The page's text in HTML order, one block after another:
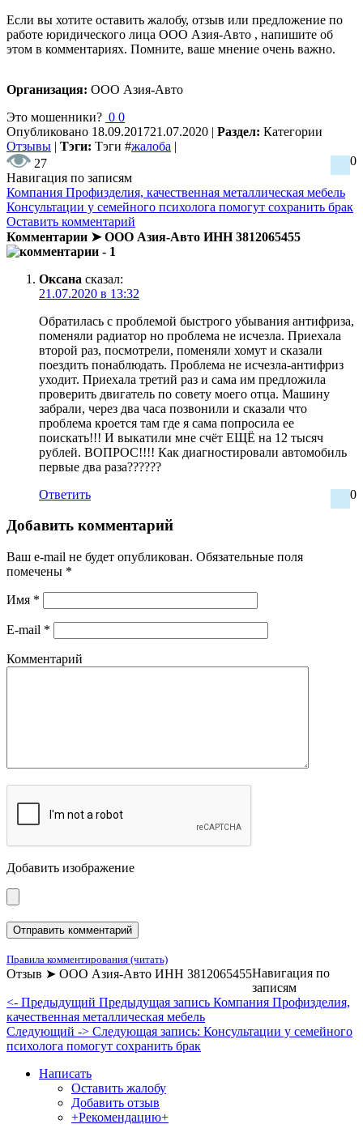
Если вы хотите оставить жалобу, отзыв или предложение по
работе юридического лица ООО Азия-Авто , напишите об
этом в комментариях. Помните, ваше мнение очень важно.
Организация: ООО Азия-Авто
Это мошенники? 0 0
Опубликовано 18.09.201721.07.2020 | Раздел: Категории
Отзывы | Тэги: Тэги #жалоба |
27
0
Навигация по записям
Компания Профизделия, качественная металлическая мебель
Консультации у семейного психолога помогут сохранить брак
Оставить комментарий
Комментарии ➤ ООО Азия-Авто ИНН 3812065455
- 1
Оксана сказал:
21.07.2020 в 13:32
Обратилась с проблемой быстрого убывания антифриза,
поменяли радиатор но проблема не исчезла. Приехала
второй раз, посмотрели, поменяли хомут и сказали
поездить понаблюдать. Проблема не исчезла-антифриз
уходит. Приехала третий раз и сама им предложила
проверить двигатель по совету моего отца. Машину
забрали, через два часа позвонили и сказали что
проблема кроется там где я сама попросила ее
поискать!!! И выкатили мне счёт ЕЩЁ на 12 тысяч
рублей. ВОПРОС!!!! Как диагностировали автомобиль
первые два раза??????
0
Ответить
Добавить комментарий
Ваш e-mail не будет опубликован. Обязательные поля
помечены *
Имя *
E-mail *
Комментарий
Добавить изображение
Правила комментирования (читать)
Отзыв ➤ ООО Азия-Авто ИНН 3812065455Навигация по
записям
<- Предыдущий Предыдущая запись Компания Профизделия,
качественная металлическая мебель
Следующий -> Следующая запись: Консультации у семейного
психолога помогут сохранить брак
Написать
Оставить жалобу
Добавить отзыв
+Рекомендацию+